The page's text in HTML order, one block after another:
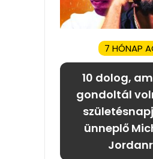
7 HÓNAP
10 dolog,
gondoltál
ünneplő